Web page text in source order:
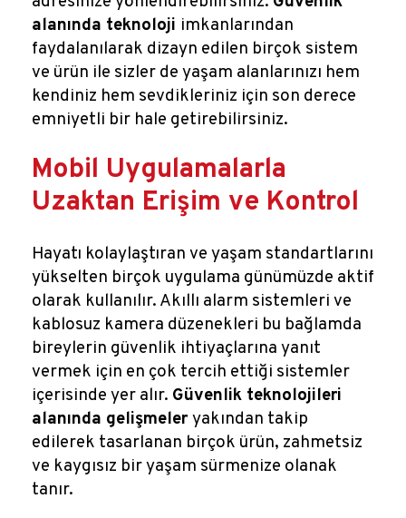
alanında teknoloji imkanlarından
faydalanılarak dizayn edilen birçok sistem
ve ürün ile sizler de yaşam alanlarınızı hem
kendiniz hem sevdikleriniz için son derece
emniyetli bir hale getirebilirsiniz.
Mobil Uygulamalarla
Uzaktan Erişim ve Kontrol
Hayatı kolaylaştıran ve yaşam standartlarını
yükselten birçok uygulama günümüzde aktif
olarak kullanılır. Akıllı alarm sistemleri ve
kablosuz kamera düzenekleri bu bağlamda
bireylerin güvenlik ihtiyaçlarına yanıt
vermek için en çok tercih ettiği sistemler
içerisinde yer alır. Güvenlik teknolojileri
alanında gelişmeler yakından takip
edilerek tasarlanan birçok ürün, zahmetsiz
ve kaygısız bir yaşam sürmenize olanak
tanır.